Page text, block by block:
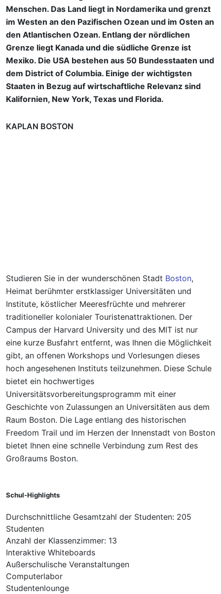
Menschen. Das Land liegt in Nordamerika und grenzt
im Westen an den Pazifischen Ozean und im Osten an
den Atlantischen Ozean. Entlang der nördlichen
Grenze liegt Kanada und die südliche Grenze ist
Mexiko. Die USA bestehen aus 50 Bundesstaaten und
dem District of Columbia. Einige der wichtigsten
Staaten in Bezug auf wirtschaftliche Relevanz sind
Kalifornien, New York, Texas und Florida.
KAPLAN BOSTON
Studieren Sie in der wunderschönen Stadt Boston,
Heimat berühmter erstklassiger Universitäten und
Institute, köstlicher Meeresfrüchte und mehrerer
traditioneller kolonialer Touristenattraktionen. Der
Campus der Harvard University und des MIT ist nur
eine kurze Busfahrt entfernt, was Ihnen die Möglichkeit
gibt, an offenen Workshops und Vorlesungen dieses
hoch angesehenen Instituts teilzunehmen. Diese Schule
bietet ein hochwertiges
Universitätsvorbereitungsprogramm mit einer
Geschichte von Zulassungen an Universitäten aus dem
Raum Boston. Die Lage entlang des historischen
Freedom Trail und im Herzen der Innenstadt von Boston
bietet Ihnen eine schnelle Verbindung zum Rest des
Großraums Boston.
Schul-Highlights
Durchschnittliche Gesamtzahl der Studenten: 205
Studenten
Anzahl der Klassenzimmer: 13
Interaktive Whiteboards
Außerschulische Veranstaltungen
Computerlabor
Studentenlounge